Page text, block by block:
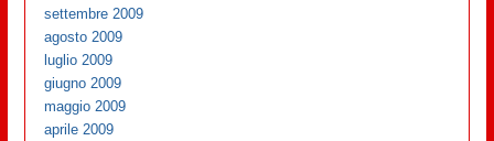
settembre 2009
agosto 2009
luglio 2009
giugno 2009
maggio 2009
aprile 2009